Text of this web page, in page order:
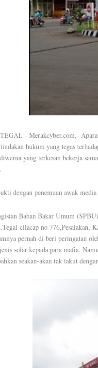
- Merakcyber.com,-
hukum yang tegas
yang terkesan bekerja
dengan penemuan awak
Bahan Bakar Umum
cilacap no 776,Pesalakan,
pernah di beri peringatan
solar kepada para mafia.
seakan-akan tak takut